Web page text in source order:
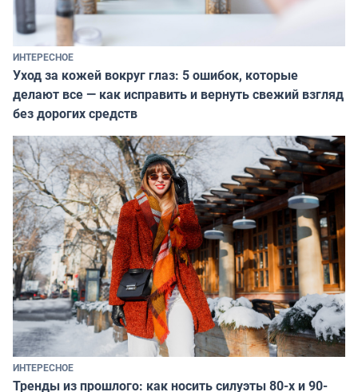
ИНТЕРЕСНОЕ
Уход за кожей вокруг глаз: 5 ошибок, которые
делают все — как исправить и вернуть свежий взгляд
без дорогих средств
ИНТЕРЕСНОЕ
Тренды из прошлого: как носить силуэты 80-х и 90-